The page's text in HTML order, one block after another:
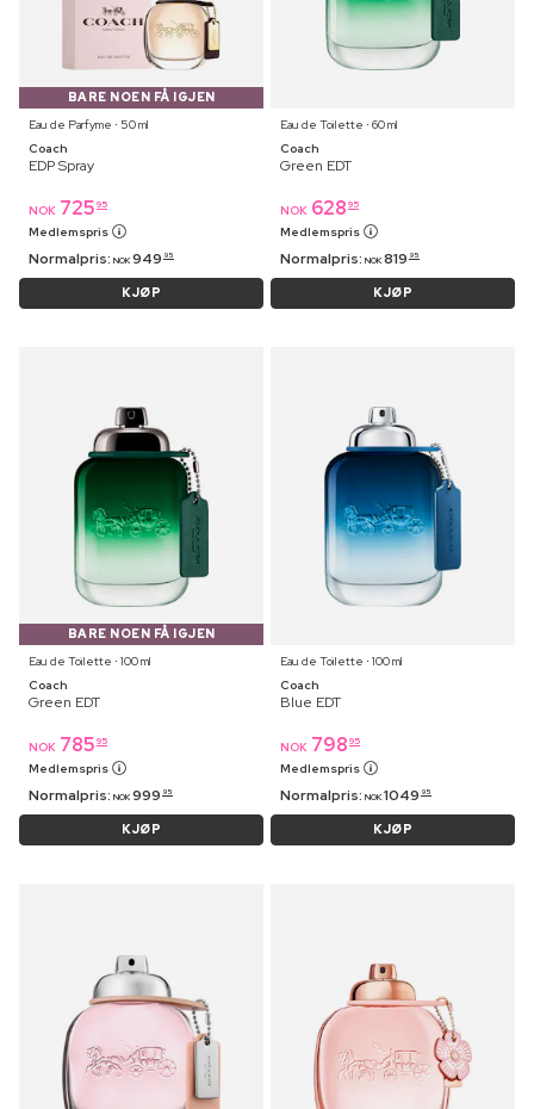
BARE NOEN FÅ IGJEN
Eau de Parfyme ⋅ 50 ml
Coach
EDP Spray
NOK 725 95
Medlemspris
Normalpris: NOK 949 95
KJØP
Eau de Toilette ⋅ 60 ml
Coach
Green EDT
NOK 628 95
Medlemspris
Normalpris: NOK 819 95
KJØP
BARE NOEN FÅ IGJEN
Eau de Toilette ⋅ 100 ml
Coach
Green EDT
NOK 785 95
Medlemspris
Normalpris: NOK 999 95
KJØP
Eau de Toilette ⋅ 100 ml
Coach
Blue EDT
NOK 798 95
Medlemspris
Normalpris: NOK 1049 95
KJØP